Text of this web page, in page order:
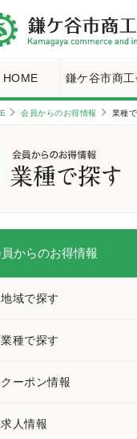
HOME 鎌ケ谷市商
会員からのお得情報 業種
からのお得情報
地域で探す
業種で探す
クーポン情報
求人情報